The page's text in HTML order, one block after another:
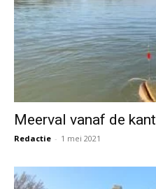
Meerval vanaf de kant
Redactie - 1 mei 2021